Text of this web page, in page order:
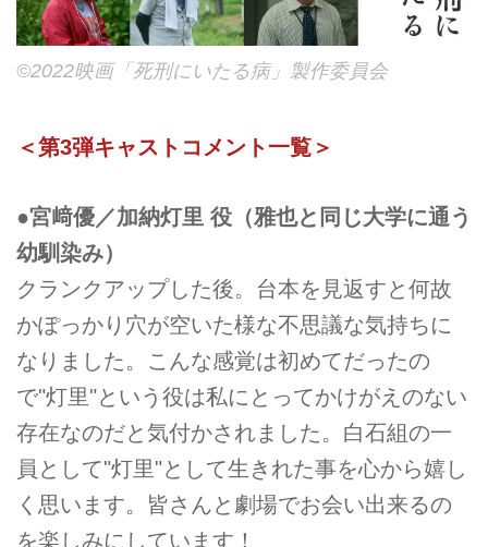
©2022映画「死刑にいたる病」製作委員会
＜第3弾キャストコメント一覧＞
●宮﨑優／加納灯里 役（雅也と同じ大学に通う
幼馴染み）
クランクアップした後。台本を見返すと何故
かぽっかり穴が空いた様な不思議な気持ちに
なりました。こんな感覚は初めてだったの
で"灯里"という役は私にとってかけがえのない
存在なのだと気付かされました。白石組の一
員として"灯里"として生きれた事を心から嬉し
く思います。皆さんと劇場でお会い出来るの
を楽しみにしています！